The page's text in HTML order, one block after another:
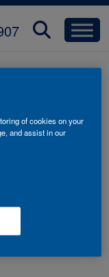
睡
of cookies on your
and assist in our